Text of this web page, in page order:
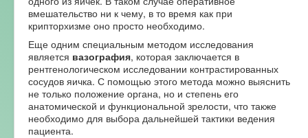
вмешательство ни к чему, в то время как при
крипторхизме оно просто необходимо.
Еще одним специальным методом исследования
является вазография, которая заключается в
рентгенологическом исследовании контрастированных
сосудов яичка. С помощью этого метода можно выяснить
не только положение органа, но и степень его
анатомической и функциональной зрелости, что также
необходимо для выбора дальнейшей тактики ведения
пациента.